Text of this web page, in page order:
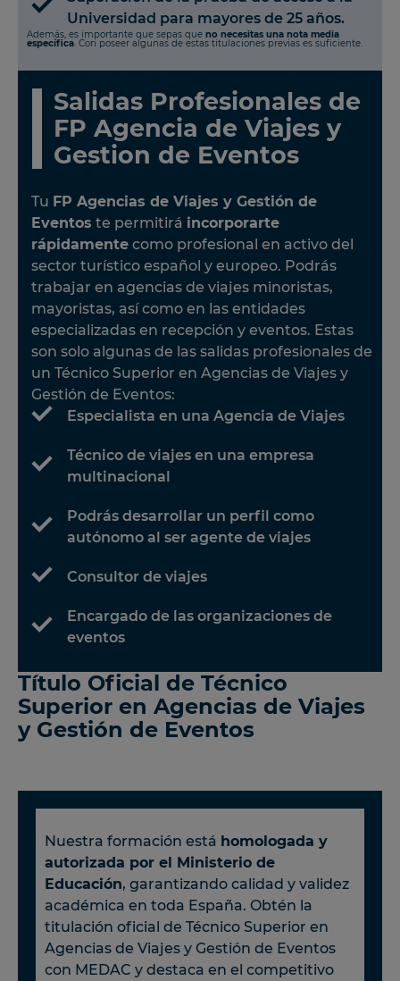
Universidad para mayores de 25 años.
Además, es importante que sepas que no necesitas una nota media
específica. Con poseer algunas de estas titulaciones previas es suficiente.
Salidas Profesionales de
FP Agencia de Viajes y
Gestion de Eventos
Tu FP Agencias de Viajes y Gestión de
Eventos te permitirá incorporarte
rápidamente como profesional en activo del
sector turístico español y europeo. Podrás
trabajar en agencias de viajes minoristas,
mayoristas, así como en las entidades
especializadas en recepción y eventos. Estas
son solo algunas de las salidas profesionales de
un Técnico Superior en Agencias de Viajes y
Gestión de Eventos:
Especialista en una Agencia de Viajes
Técnico de viajes en una empresa
multinacional
Podrás desarrollar un perfil como
autónomo al ser agente de viajes
Consultor de viajes
Encargado de las organizaciones de
eventos
Título Oficial de Técnico
Superior en Agencias de Viajes
y Gestión de Eventos
Nuestra formación está homologada y
autorizada por el Ministerio de
Educación, garantizando calidad y validez
académica en toda España. Obtén la
titulación oficial de Técnico Superior en
Agencias de Viajes y Gestión de Eventos
con MEDAC y destaca en el competitivo